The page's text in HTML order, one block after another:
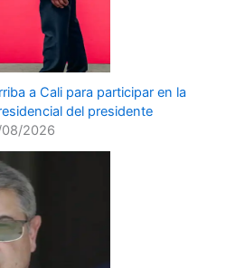
a Cali para participar en la
del presidente
2026